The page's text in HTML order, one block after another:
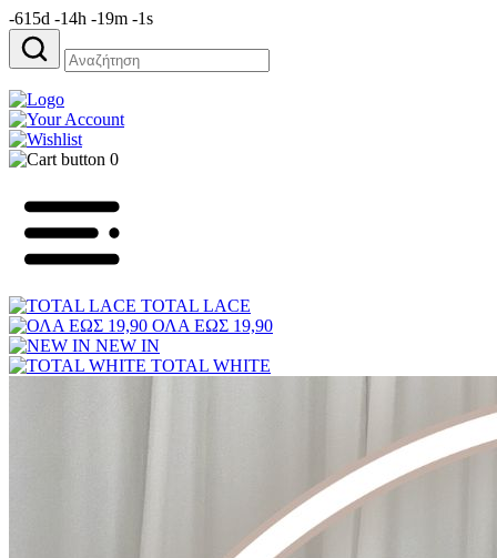
-615d -14h -19m -1s
Αναζήτηση
για:
0
TOTAL LACE
ΟΛΑ ΕΩΣ 19,90
NEW IN
TOTAL WHITE